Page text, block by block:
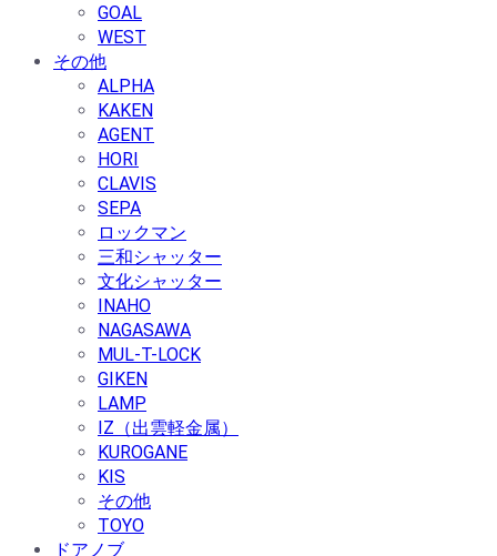
GOAL
WEST
その他
ALPHA
KAKEN
AGENT
HORI
CLAVIS
SEPA
ロックマン
三和シャッター
文化シャッター
INAHO
NAGASAWA
MUL-T-LOCK
GIKEN
LAMP
IZ（出雲軽金属）
KUROGANE
KIS
その他
TOYO
ドアノブ